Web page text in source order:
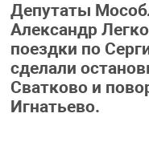
Депутаты
Александр
поездки по
сделали
Сватково и
Игнатьево.